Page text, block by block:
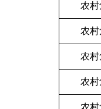
农村
农村
农村
农村
农村